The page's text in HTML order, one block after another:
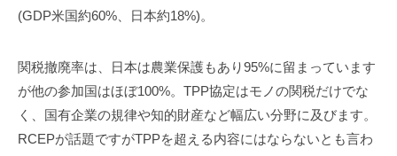
(GDP米国約60%、日本約18%)。
関税撤廃率は、日本は農業保護もあり95%に留まっています
が他の参加国はほぼ100%。TPP協定はモノの関税だけでな
く、国有企業の規律や知的財産など幅広い分野に及びます。
RCEPが話題ですがTPPを超える内容にはならないとも言わ